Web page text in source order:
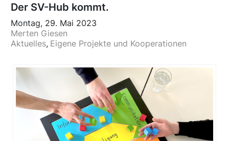
Der SV-Hub kommt.
Montag, 29. Mai 2023
Merten Giesen
Aktuelles Eigene Projekte und Kooperationen